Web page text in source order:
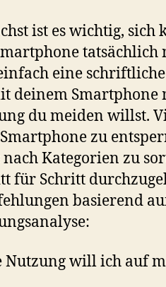
ist es wichtig,
tatsächlich
eine
deinem Smartphone
du meiden willst.
zu
nach Kategorien zu
für Schritt
basierend
Nutzung will ich auf